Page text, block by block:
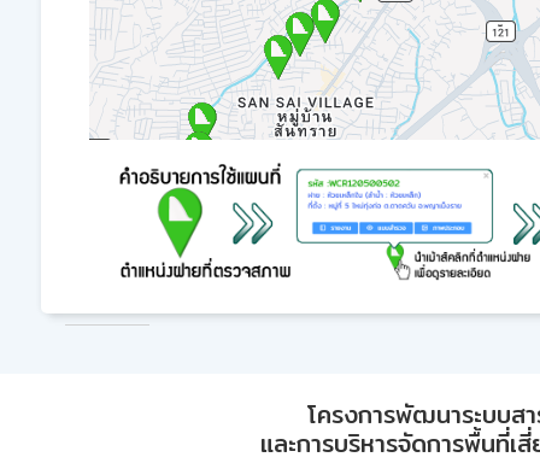
โครงการพัฒนาระบบส
และการบริหารจัดการพื้นที่เ